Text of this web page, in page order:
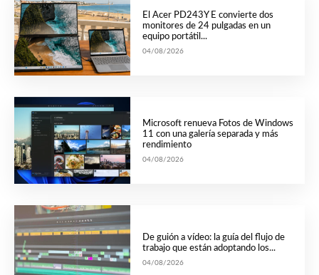
El Acer PD243Y E convierte dos
monitores de 24 pulgadas en un
equipo portátil...
04/08/2026
Microsoft renueva Fotos de Windows
11 con una galería separada y más
rendimiento
04/08/2026
De guión a vídeo: la guía del flujo de
trabajo que están adoptando los...
04/08/2026